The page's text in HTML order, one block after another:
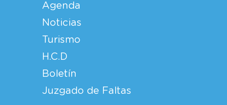
Agenda
Noticias
Turismo
H.C.D
Boletín
Juzgado de Faltas